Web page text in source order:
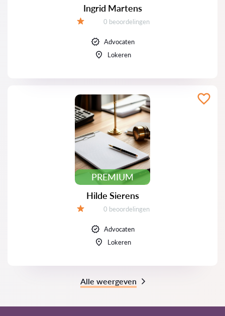
Ingrid Martens
Beoordelingen:
0 beoordelingen
Advocaten
Lokeren
PREMIUM
Hilde Sierens
Beoordelingen:
0 beoordelingen
Advocaten
Lokeren
Alle weergeven